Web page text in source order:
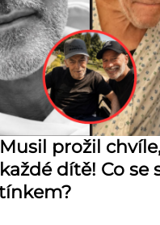
prožil
dítě! Co se